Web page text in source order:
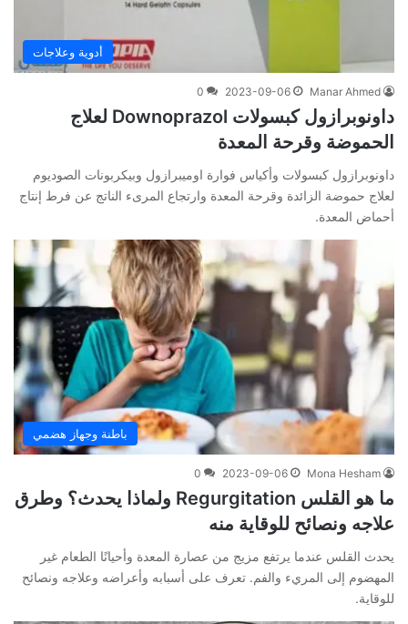
أدوية وعلاجات
Manar Ahmed
2023-09-06
0
داونوبرازول كبسولات Downoprazol لعلاج
الحموضة وقرحة المعدة
داونوبرازول كبسولات وأكياس فوارة اوميبرازول وبيكربونات الصوديوم
لعلاج حموضة الزائدة وقرحة المعدة وارتجاع المرىء الناتج عن فرط إنتاج
أحماض المعدة.
باطنة وجهاز هضمي
Mona Hesham
2023-09-06
0
ما هو القلس Regurgitation ولماذا يحدث؟ وطرق
علاجه ونصائح للوقاية منه
يحدث القلس عندما يرتفع مزيج من عصارة المعدة وأحيانًا الطعام غير
المهضوم إلى المريء والفم. تعرف على أسبابه وأعراضه وعلاجه ونصائح
للوقاية.